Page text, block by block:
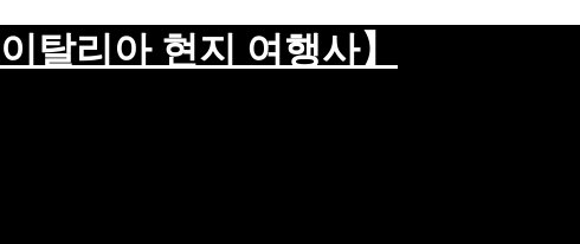
탈리아 현지 여행사】